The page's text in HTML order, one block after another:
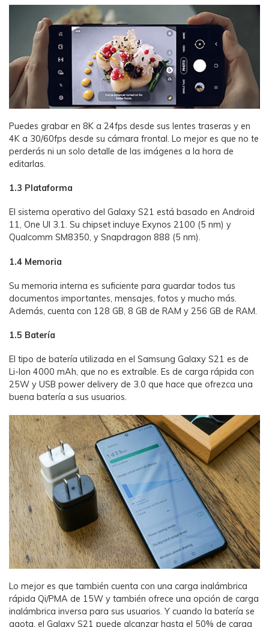
Puedes grabar en 8K a 24fps desde sus lentes traseras y en
4K a 30/60fps desde su cámara frontal. Lo mejor es que no te
perderás ni un solo detalle de las imágenes a la hora de
editarlas.
1.3 Plataforma
El sistema operativo del Galaxy S21 está basado en Android
11, One UI 3.1. Su chipset incluye Exynos 2100 (5 nm) y
Qualcomm SM8350, y Snapdragon 888 (5 nm).
1.4 Memoria
Su memoria interna es suficiente para guardar todos tus
documentos importantes, mensajes, fotos y mucho más.
Además, cuenta con 128 GB, 8 GB de RAM y 256 GB de RAM.
1.5 Batería
El tipo de batería utilizada en el Samsung Galaxy S21 es de
Li-Ion 4000 mAh, que no es extraíble. Es de carga rápida con
25W y USB power delivery de 3.0 que hace que ofrezca una
buena batería a sus usuarios.
Lo mejor es que también cuenta con una carga inalámbrica
rápida Qi/PMA de 15W y también ofrece una opción de carga
inalámbrica inversa para sus usuarios. Y cuando la batería se
agota, el Galaxy S21 puede alcanzar hasta el 50% de carga